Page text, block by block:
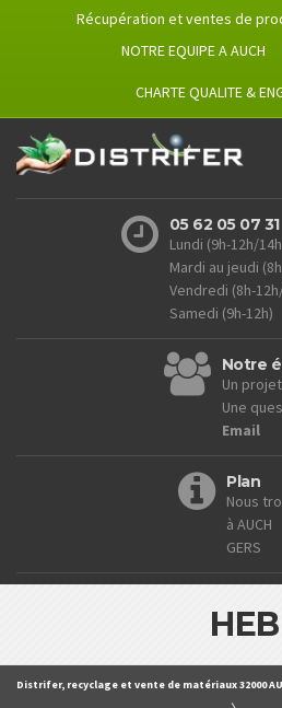
Récupération et ventes de
NOTRE EQUIPE A AUCH
CHARTE QUALITE &
05 62 05 07 31
Lundi (9h-12h/
Mardi au jeudi
Vendredi (8h-
Samedi (9h-12h)
Notre
Un
Une
Email
Plan
Nous
à AUCH
GERS
HEB
Distrifer, recyclage et vente de matériaux 32000